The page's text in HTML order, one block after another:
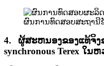
ຜົນ​ການ​ທົດ​ສອບ​ສະ​ຖາ​ນີ​ຂັ
4. ຜູ້ສະຫນອງຂອງແທ້ຈິງ
synchronous Terex ໃນ